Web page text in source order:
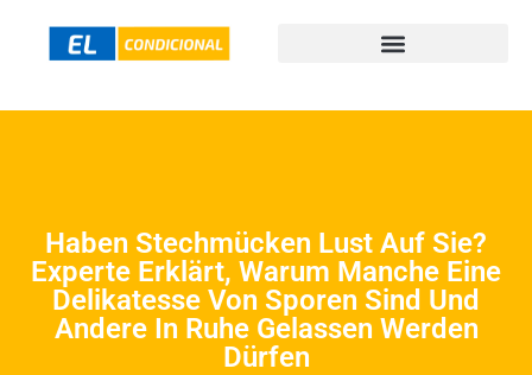
Haben Stechmücken Lust Auf Sie?
Experte Erklärt, Warum Manche Eine
Delikatesse Von Sporen Sind Und
Andere In Ruhe Gelassen Werden
Dürfen